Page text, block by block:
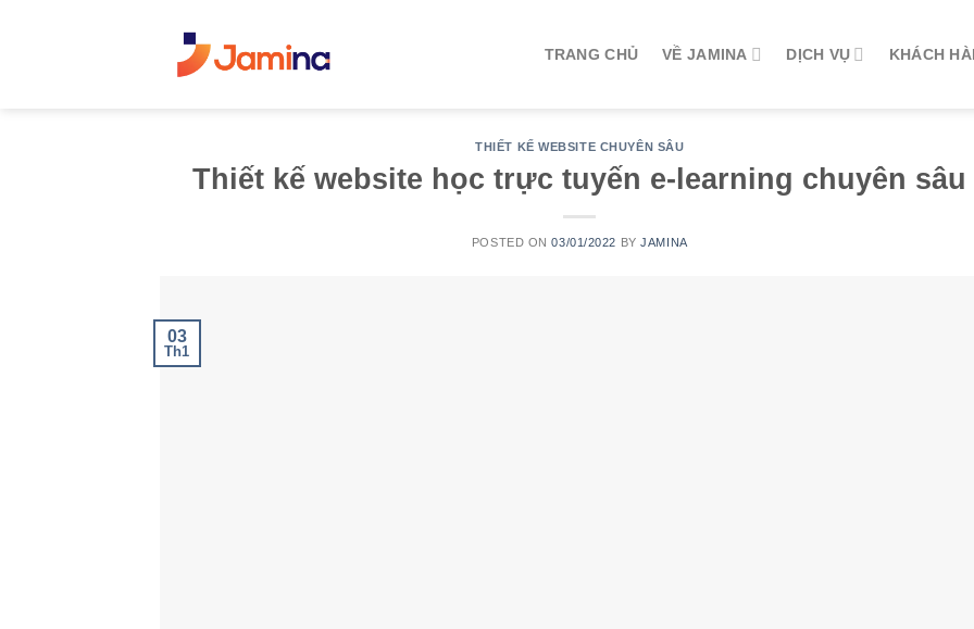
TRANG CHỦ VỀ JAMINA DỊCH VỤ KHÁCH
THIẾT KẾ WEBSITE CHUYÊN SÂU
Thiết kế website học trực tuyến e-learning chuyên sâu
POSTED ON03/01/2022 BYJAMINA
03
Th1